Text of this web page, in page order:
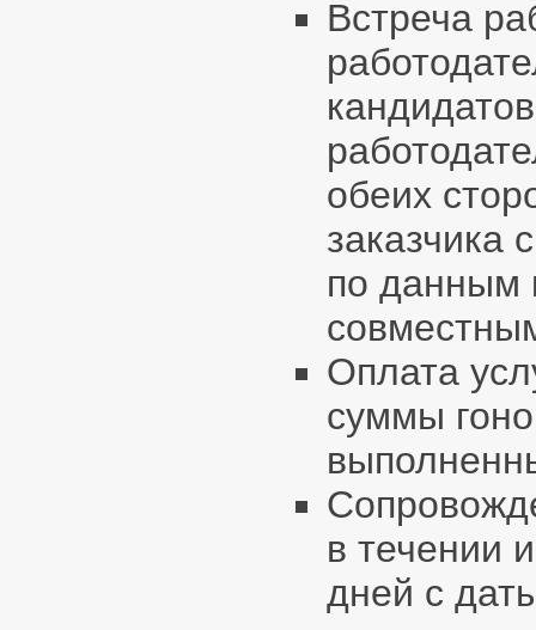
Встреча
обеих
заказчика
по данным
Оплата
суммы
в течении
дней с